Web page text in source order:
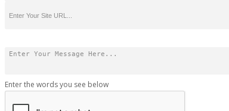
Enter the words you see below